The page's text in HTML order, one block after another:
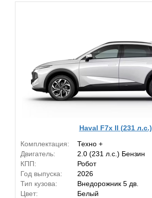
Haval F7x II (231 л.с.)
Комплектация:
Техно +
Двигатель:
2.0 (231 л.с.) Бензин
КПП:
Робот
Год выпуска:
2026
Тип кузова:
Внедорожник 5 дв.
Цвет:
Белый